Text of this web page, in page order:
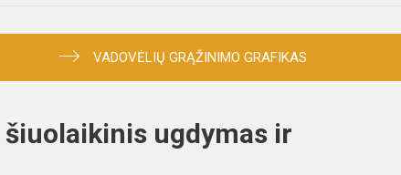
VADOVĖLIŲ GRĄŽINIMO GRAFIKAS
ugdymas ir